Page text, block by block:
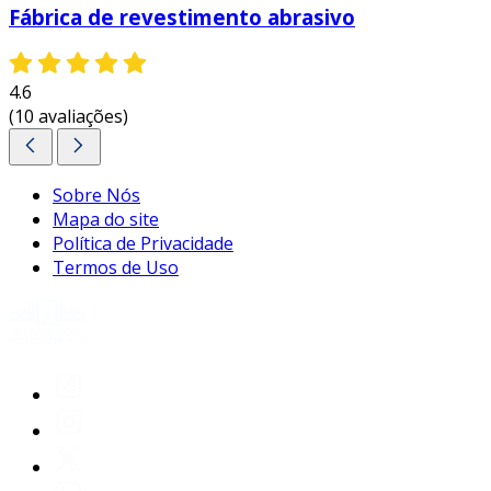
Fábrica de revestimento abrasivo
4.6
(10 avaliações)
Sobre Nós
Mapa do site
Política de Privacidade
Termos de Uso